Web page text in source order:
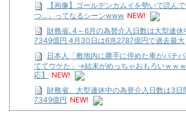
【画像】ゴールデンカムイを勢いで読ん
つ…」ってなるシーンwww NEW!
財務省､4～6月の為替介入日数は大型連休
7349億円 4月30日は6兆2787億円で過去最大
日本人「敷地内に勝手に停めた車がバチ
ててウケた」→結末がめっちゃおもろいｗｗ
応】
NEW!
財務省、大型連休中の為替介入日数は3
7349億円 NEW!